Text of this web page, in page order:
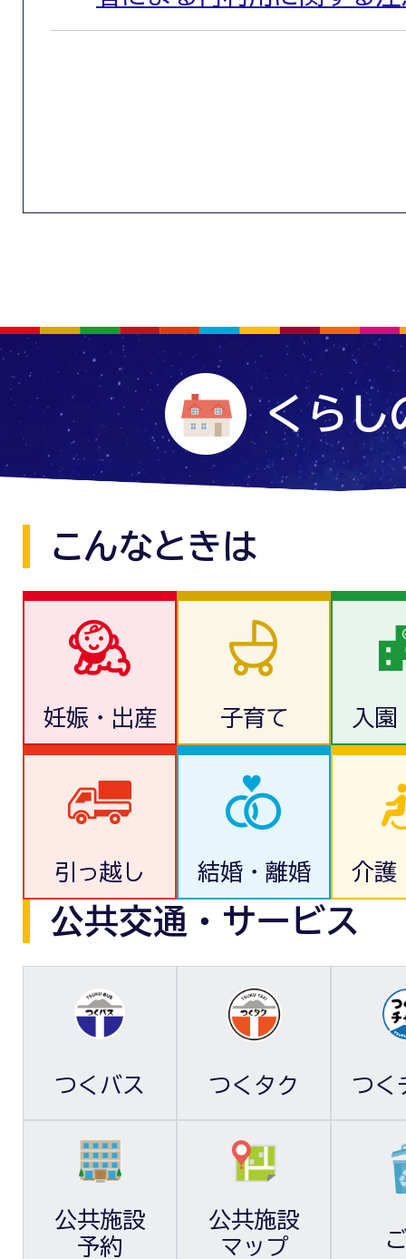
くらし
こんなときは
妊娠・出産 子育て 入園
引っ越し 結婚・離婚 介護
公共交通・サービス
つくバス つくタク つく
公共施設
予約
公共施設
マップ